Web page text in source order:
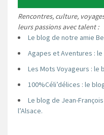
Rencontres, culture,
leurs passions avec talent :
Le blog de notre amie
Agapes et Aventures : le
Les Mots Voyageurs : le
100%Céli’délices : le
Le blog de Jean-
l’Alsace.